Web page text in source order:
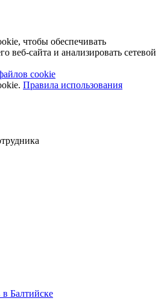
чтобы обеспечивать
веб-сайта и анализировать сетевой
cookie
Правила использования
Балтийске